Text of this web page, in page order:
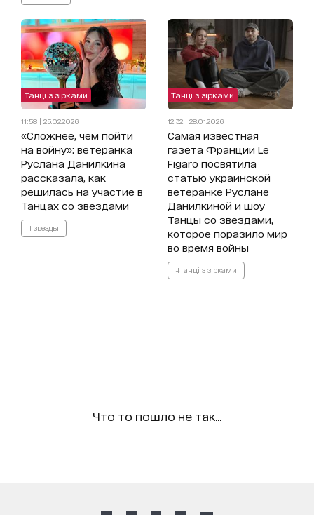
Танці з зірками
11:58 | 25.02.2026
«Сложнее, чем пойти
на войну»: ветеранка
Руслана Данилкина
рассказала, как
решилась на участие в
Танцах со звездами
#звезды
Танці з зірками
12:32 | 28.01.2026
Самая известная
газета Франции Le
Figaro посвятила
статью украинской
ветеранке Руслане
Данилкиной и шоу
Танцы со звездами,
которое поразило мир
во время войны
#танці з зірками
Что то пошло не так...